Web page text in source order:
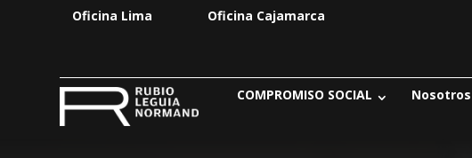
Oficina Lima Oficina Cajamarca
COMPROMISO SOCIAL Nosotros